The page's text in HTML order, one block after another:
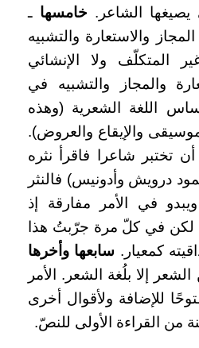
الشاعر. خامسها ـ
والاستعارة والتشبيه
المتكلّف ولا الإنشائي
والمجاز والتشبيه في
أساس اللغة الشعرية (وهذه
والإيقاع والعروض).
تختبر شاعرا فاقرأ نثره
درويش وأدونيس) فالنثر
في الأمر مفارقة إذ
لكن في كلّ مرة جرّبتُ هذا
كمعيار. سابعها وأخرها
إلا بلُغة الشعر. الأمر
للإضافة ولأقوال أخرى
من القراءة الأولى للنصّ.